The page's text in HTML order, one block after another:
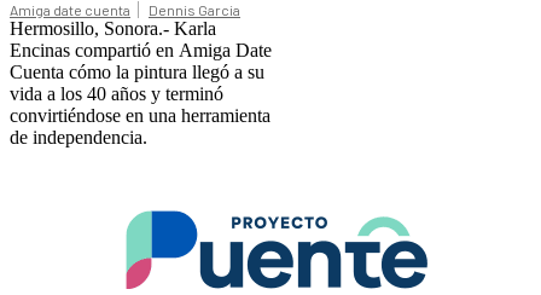
Amiga date cuenta Dennis Garcia
Hermosillo, Sonora.- Karla
Encinas compartió en Amiga Date
Cuenta cómo la pintura llegó a su
vida a los 40 años y terminó
convirtiéndose en una herramienta
de independencia.